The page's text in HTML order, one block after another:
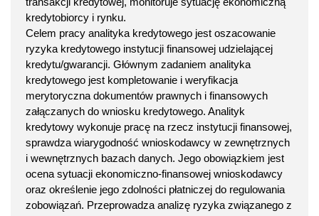
kredytobiorcy i rynku.
Celem pracy analityka kredytowego jest oszacowanie
ryzyka kredytowego instytucji finansowej udzielającej
kredytu/gwarancji. Głównym zadaniem analityka
kredytowego jest kompletowanie i weryfikacja
merytoryczna dokumentów prawnych i finansowych
załączanych do wniosku kredytowego. Analityk
kredytowy wykonuje pracę na rzecz instytucji finansowej,
sprawdza wiarygodność wnioskodawcy w zewnętrznych
i wewnętrznych bazach danych. Jego obowiązkiem jest
ocena sytuacji ekonomiczno-finansowej wnioskodawcy
oraz określenie jego zdolności płatniczej do regulowania
zobowiązań. Przeprowadza analizę ryzyka związanego z